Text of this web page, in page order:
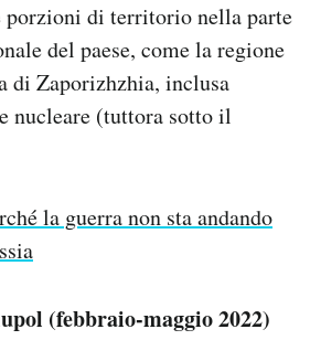
porzioni di territorio nella parte
del paese, come la regione
di Zaporizhzhia, inclusa
nucleare (tuttora sotto il
la guerra non sta andando
(febbraio-maggio 2022)